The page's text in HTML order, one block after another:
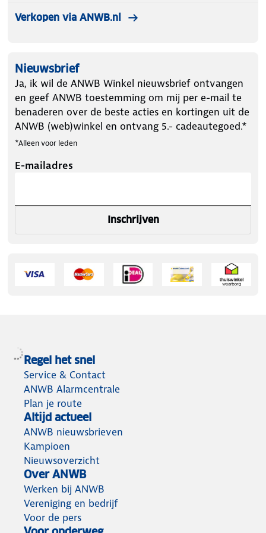
Verkopen via ANWB.nl
Nieuwsbrief
Ja, ik wil de ANWB Winkel nieuwsbrief ontvangen
en geef ANWB toestemming om mij per e-mail te
benaderen over de beste acties en kortingen uit de
ANWB (web)winkel en ontvang 5.- cadeautegoed.*
*Alleen voor leden
E-mailadres
Inschrijven
Regel het snel
Service & Contact
ANWB Alarmcentrale
Plan je route
Altijd actueel
ANWB nieuwsbrieven
Kampioen
Nieuwsoverzicht
Over ANWB
Werken bij ANWB
Vereniging en bedrijf
Voor de pers